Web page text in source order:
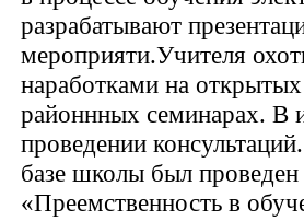
разрабатывают
мероприяти.Учителя
наработками на
районнных семинарах. В
проведении
базе школы был
«Преемственность в